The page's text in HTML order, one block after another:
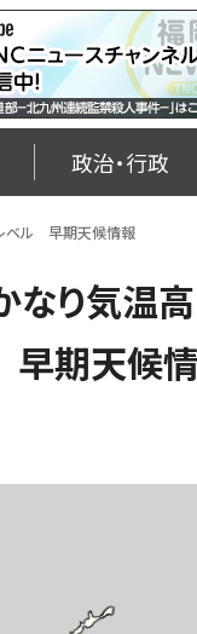
政治・行政
ベル 早期天候情報
り気温高
期天候